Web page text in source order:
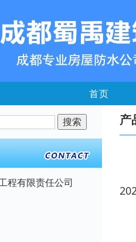
首页
程有限责任公司
产